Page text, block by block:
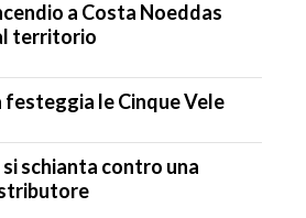
a Costa Noeddas
territorio
festeggia le Cinque Vele
schianta contro una